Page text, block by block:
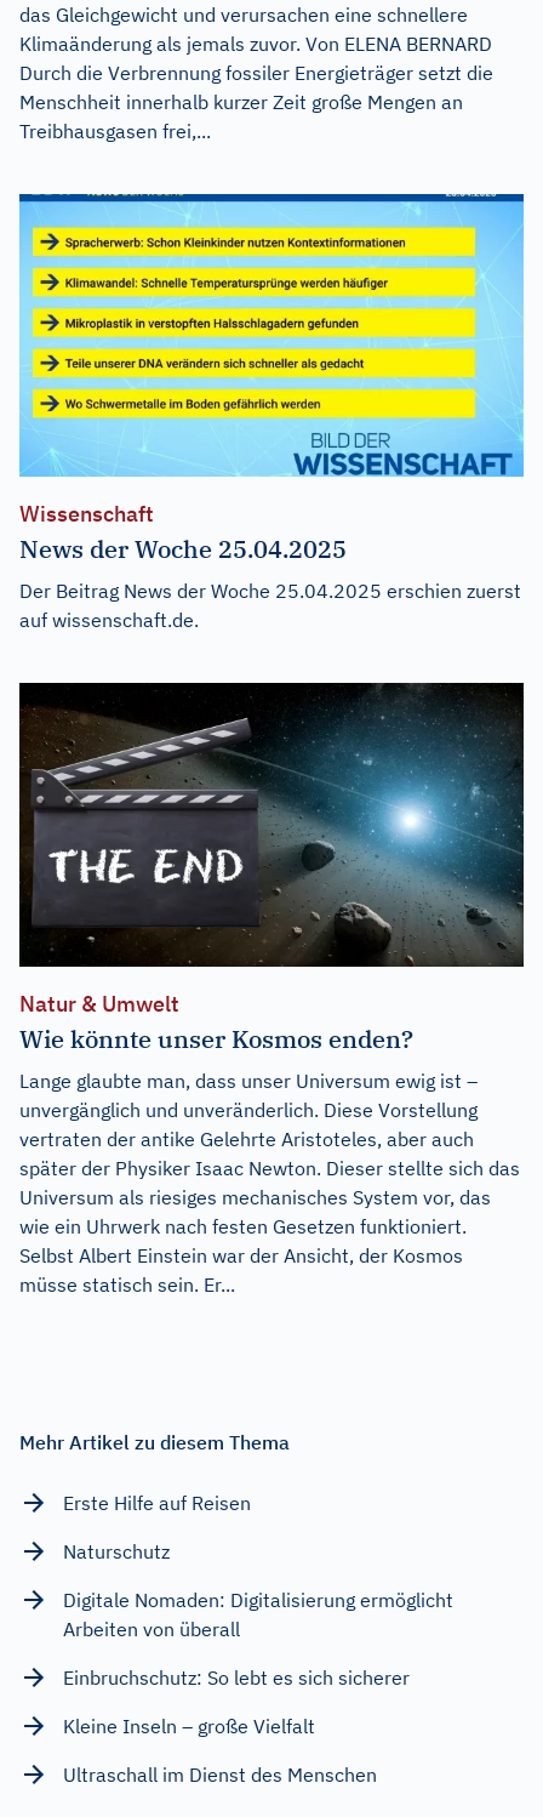
das Gleichgewicht und verursachen eine schnellere
Klimaänderung als jemals zuvor. Von ELENA BERNARD
Durch die Verbrennung fossiler Energieträger setzt die
Menschheit innerhalb kurzer Zeit große Mengen an
Treibhausgasen frei,...
Wissenschaft
News der Woche 25.04.2025
Der Beitrag News der Woche 25.04.2025 erschien zuerst
auf wissenschaft.de.
Natur & Umwelt
Wie könnte unser Kosmos enden?
Lange glaubte man, dass unser Universum ewig ist –
unvergänglich und unveränderlich. Diese Vorstellung
vertraten der antike Gelehrte Aristoteles, aber auch
später der Physiker Isaac Newton. Dieser stellte sich das
Universum als riesiges mechanisches System vor, das
wie ein Uhrwerk nach festen Gesetzen funktioniert.
Selbst Albert Einstein war der Ansicht, der Kosmos
müsse statisch sein. Er...
Mehr Artikel zu diesem Thema
Erste Hilfe auf Reisen
Naturschutz
Digitale Nomaden: Digitalisierung ermöglicht
Arbeiten von überall
Einbruchschutz: So lebt es sich sicherer
Kleine Inseln – große Vielfalt
Ultraschall im Dienst des Menschen